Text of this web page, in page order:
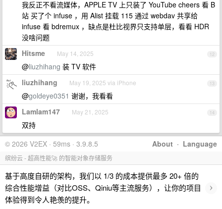
我反正不看流媒体，APPLE TV 上只装了 YouTube cheers 看 B
站 买了个 infuse ，用 Alist 挂载 115 通过 webdav 共享给
infuse 看 bdremux ，缺点是杜比视界只支持单层，看看 HDR
没啥问题
12
Hitsme May 14, 2025
@liuzhihang 装 TV 软件
13
liuzhihang May 19, 2025 via iPhone
@goldeye0351 谢谢，我看看
14
Lamlam147 May 21, 2025
双持
About · Language
© 2026 V2EX · 59ms · 3.9.8.5
缤纷云 - 超高性能🚀 的智能对象存储服务
基于高度自研的架构，我们以 1/3 的成本提供最多 20+ 倍的
综合性能增益（对比OSS、Qiniu等主流服务），让你的项目
体验得到令人艳羡的提升。
›